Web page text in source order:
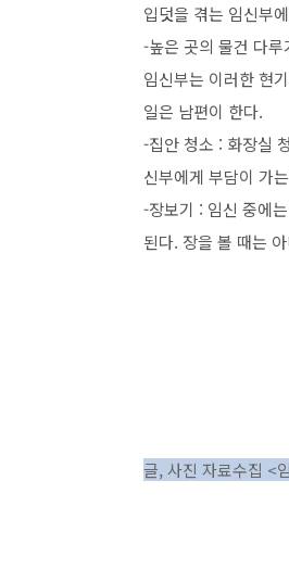
입덧을 겪는 임신부
-높은 곳의 물건 다
임신부는 이러한 현
일은 남편이 한다.
-집안 청소 : 화장실
신부에게 부담이 가
-장보기 : 임신 중에
된다. 장을 볼 때는
글, 사진 자료수집 <